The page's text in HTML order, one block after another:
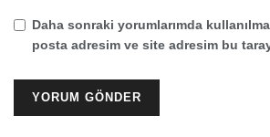
Daha sonraki yorumlarımda
posta adresim ve site adresim bu